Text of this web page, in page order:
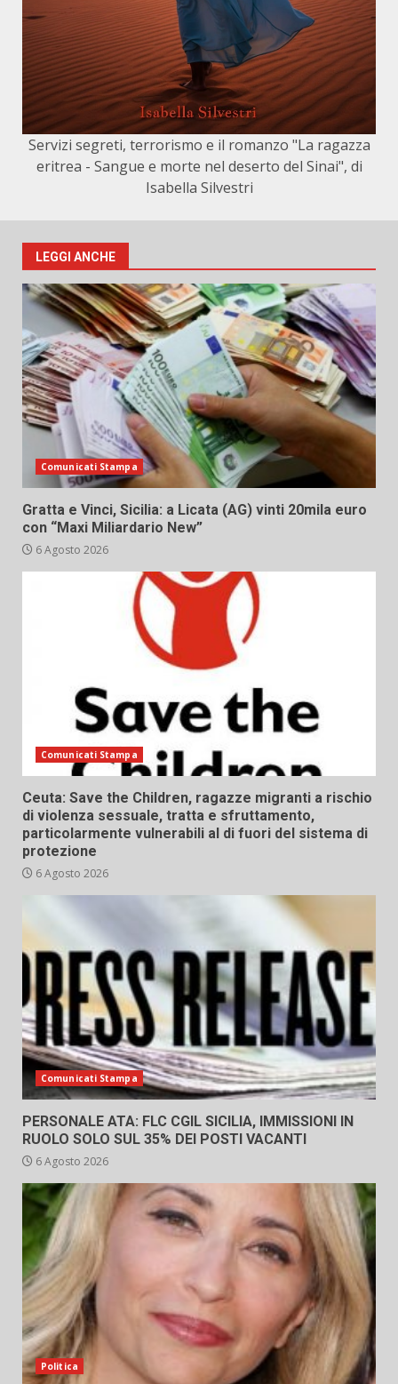
Servizi segreti, terrorismo e il romanzo "La ragazza
eritrea - Sangue e morte nel deserto del Sinai", di
Isabella Silvestri
LEGGI ANCHE
Comunicati Stampa
Gratta e Vinci, Sicilia: a Licata (AG) vinti 20mila euro
con “Maxi Miliardario New”
6 Agosto 2026
Comunicati Stampa
Ceuta: Save the Children, ragazze migranti a rischio
di violenza sessuale, tratta e sfruttamento,
particolarmente vulnerabili al di fuori del sistema di
protezione
6 Agosto 2026
Comunicati Stampa
PERSONALE ATA: FLC CGIL SICILIA, IMMISSIONI IN
RUOLO SOLO SUL 35% DEI POSTI VACANTI
6 Agosto 2026
Politica